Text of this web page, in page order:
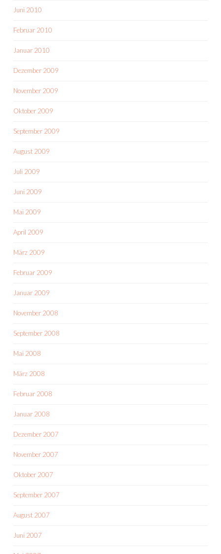
Juni 2010
Februar 2010
Januar 2010
Dezember 2009
November 2009
Oktober 2009
September 2009
August 2009
Juli 2009
Juni 2009
Mai 2009
April 2009
März 2009
Februar 2009
Januar 2009
November 2008
September 2008
Mai 2008
März 2008
Februar 2008
Januar 2008
Dezember 2007
November 2007
Oktober 2007
September 2007
August 2007
Juni 2007